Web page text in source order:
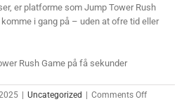
er platforme som Jump Tower Rush
i gang på – uden at ofre tid eller
Rush Game på få sekunder
Uncategorized Comments Offon